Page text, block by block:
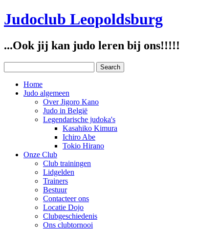
Judoclub Leopoldsburg
...Ook jij kan judo leren bij ons!!!!!
Home
Judo algemeen
Over Jigoro Kano
Judo in België
Legendarische judoka's
Kasahiko Kimura
Ichiro Abe
Tokio Hirano
Onze Club
Club trainingen
Lidgelden
Trainers
Bestuur
Contacteer ons
Locatie Dojo
Clubgeschiedenis
Ons clubtornooi